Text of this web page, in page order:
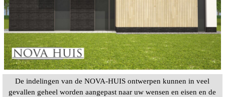
De indelingen van de NOVA-HUIS ontwerpen kunnen in veel
gevallen geheel worden aangepast naar uw wensen en eisen en de